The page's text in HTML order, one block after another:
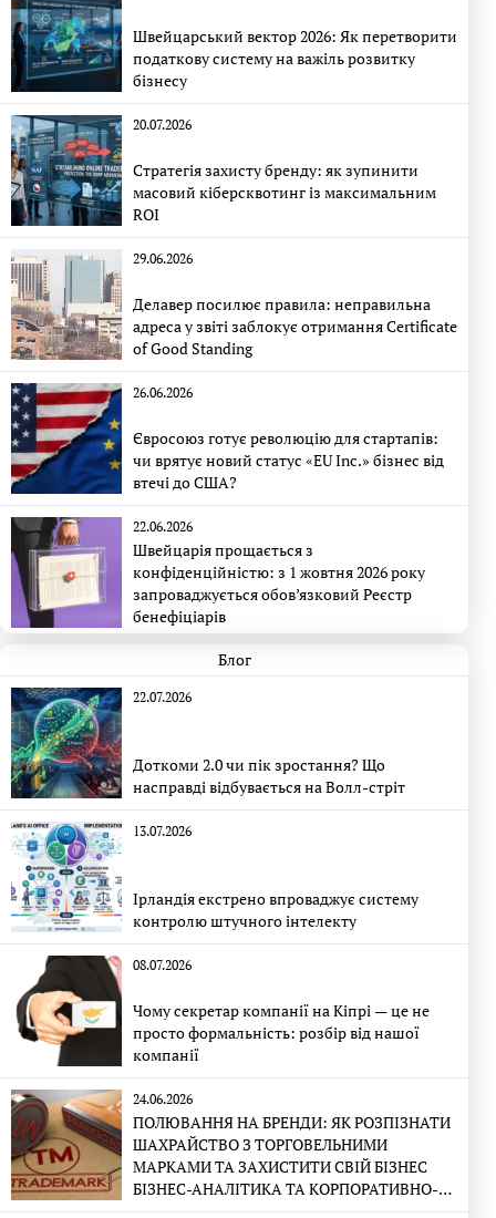
Швейцарський вектор 2026: Як перетворити
податкову систему на важіль розвитку
бізнесу
20.07.2026
Стратегія захисту бренду: як зупинити
масовий кіберсквотинг із максимальним
ROI
29.06.2026
Делавер посилює правила: неправильна
адреса у звіті заблокує отримання Certificate
of Good Standing
26.06.2026
Євросоюз готує революцію для стартапів:
чи врятує новий статус «EU Inc.» бізнес від
втечі до США?
22.06.2026
Швейцарія прощається з
конфіденційністю: з 1 жовтня 2026 року
запроваджується обов’язковий Реєстр
бенефіціарів
Блог
22.07.2026
Доткоми 2.0 чи пік зростання? Що
насправді відбувається на Волл-стріт
13.07.2026
Ірландія екстрено впроваджує систему
контролю штучного інтелекту
08.07.2026
Чому секретар компанії на Кіпрі — це не
просто формальність: розбір від нашої
компанії
24.06.2026
ПОЛЮВАННЯ НА БРЕНДИ: ЯК РОЗПІЗНАТИ
ШАХРАЙСТВО З ТОРГОВЕЛЬНИМИ
МАРКАМИ ТА ЗАХИСТИТИ СВІЙ БІЗНЕС
БІЗНЕС-АНАЛІТИКА ТА КОРПОРАТИВНО-
ПРАВОВА ЕКСПЕРТИЗА